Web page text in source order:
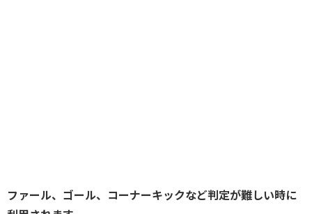
ファール、ゴール、コーナーキックなど判定が難しい時に